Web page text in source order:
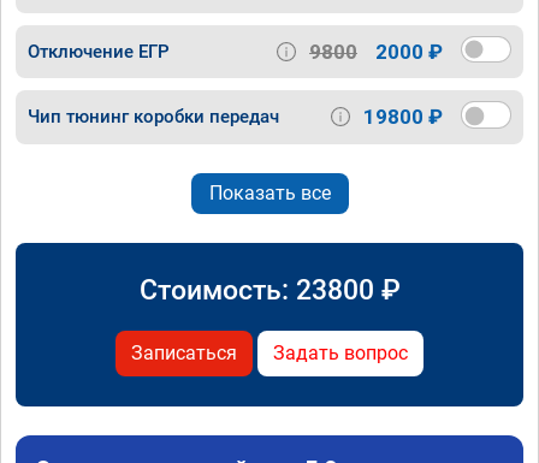
Отключение ЕГР 9800 2000 ₽
Чип тюнинг коробки передач 19800 ₽
Показать все
Стоимость: 23800 ₽
Записаться Задать вопрос